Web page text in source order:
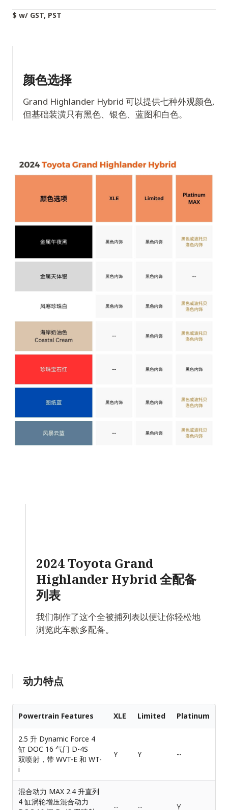
$ w/ GST, PST
颜色选择
Grand Highlander Hybrid 可以提供七种外观颜色,
但基础装潢只有黑色、银色、蓝图和白色。
2024 Toyota Grand
Highlander Hybrid 全配备
列表
我们制作了这个全被捕列表以便让你轻松地
浏览此车款多配备。
动力特点
Powertrain Features XLE Limited Platinum
2.5 升 Dynamic Force 4
缸 DOC 16 气门 D-4S
双喷射，带 WVT-E 和 WT-
i
Y Y --
混合动力 MAX 2.4 升直列
4 缸涡轮增压混合动力
-- -- Y